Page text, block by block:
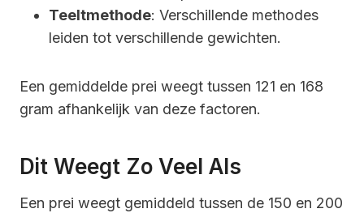
Teeltmethode: Verschillende methodes
leiden tot verschillende gewichten.
Een gemiddelde prei weegt tussen 121 en 168
gram afhankelijk van deze factoren.
Dit Weegt Zo Veel Als
Een prei weegt gemiddeld tussen de 150 en 200